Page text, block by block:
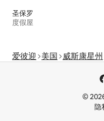
圣保罗
度假屋
爱彼迎 美国 威斯康星州
©
隐